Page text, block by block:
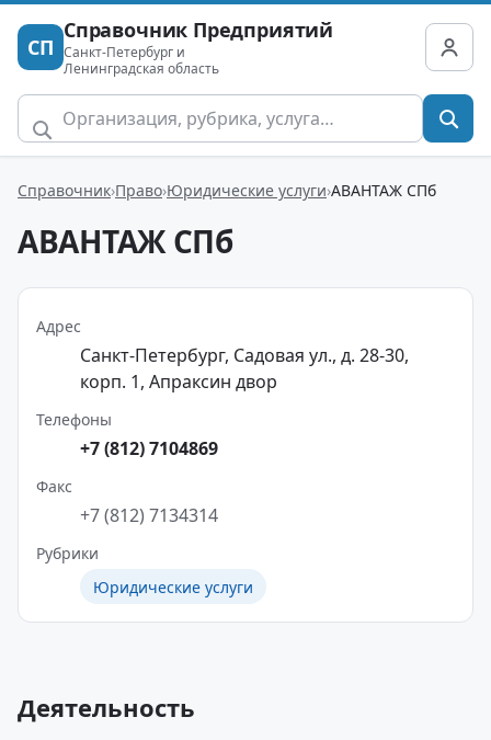
СП
Справочник Предприятий
Санкт-Петербург и
Ленинградская область
Справочник Право Юридические услуги АВАНТАЖ СПб
АВАНТАЖ СПб
Адрес
Санкт-Петербург, Садовая ул., д. 28-30,
корп. 1, Апраксин двор
Телефоны
+7 (812) 7104869
Факс
+7 (812) 7134314
Рубрики
Юридические услуги
Деятельность